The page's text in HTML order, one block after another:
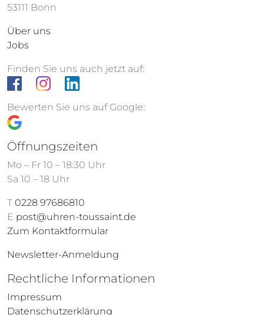
53111 Bonn
Über uns
Jobs
Finden Sie uns auch jetzt auf:
Bewerten Sie uns auf Google:
Öffnungszeiten
Mo – Fr 10 – 18:30 Uhr
Sa 10 – 18 Uhr
T 0228 97686810
E post@uhren-toussaint.de
Zum Kontaktformular
Newsletter-Anmeldung
Rechtliche Informationen
Impressum
Datenschutzerklärung